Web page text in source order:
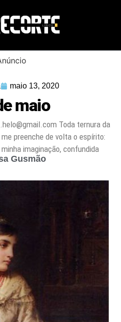
maio 13, 2020
maio
Toda ternura da
preenche de volta o espírito:
imaginação, confundida
Gusmão